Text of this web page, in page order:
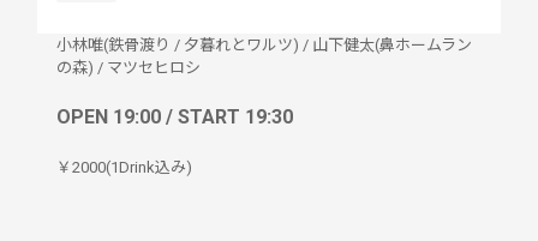
小林唯(鉄骨渡り / 夕暮れとワルツ) / 山下健太(鼻ホームラン
の森) / マツセヒロシ
OPEN 19:00 / START 19:30
￥2000(1Drink込み)